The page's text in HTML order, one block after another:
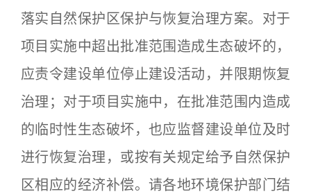
落实自然保护区保护与恢复治理方案。对于
项目实施中超出批准范围造成生态破坏的，
应责令建设单位停止建设活动，并限期恢复
治理；对于项目实施中，在批准范围内造成
的临时性生态破坏，也应监督建设单位及时
进行恢复治理，或按有关规定给予自然保护
区相应的经济补偿。请各地环境保护部门结